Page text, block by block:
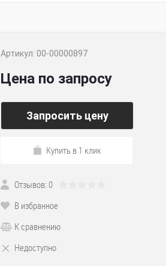
Артикул: 00-00000897
Цена по запросу
Запросить цену
Купить в 1 клик
Отзывов: 0
В избранное
К сравнению
Недоступно